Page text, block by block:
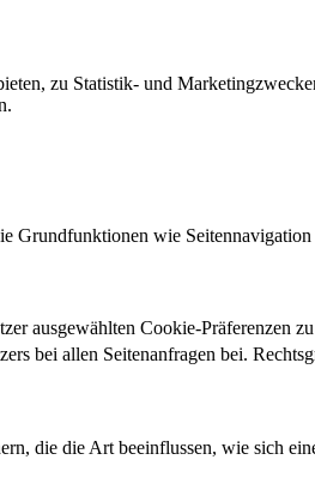
zu Statistik- und
Grundfunktionen wie
ausgewählten Cookie-Präferenzen
bei allen Seitenanfragen bei.
die die Art beeinflussen, wie sich